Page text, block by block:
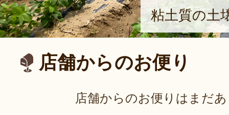
粘土質の土
店舗からのお便り
店舗からのお便りはまだ